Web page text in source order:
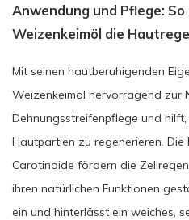
Anwendung und Pflege:
Weizenkeimöl die
Mit seinen hautberuhigenden
Weizenkeimöl hervorragend zur
Dehnungsstreifenpflege und
Hautpartien zu regenerieren. Die
Carotinoide fördern die
ihren natürlichen Funktionen
ein und hinterlässt ein weiches,